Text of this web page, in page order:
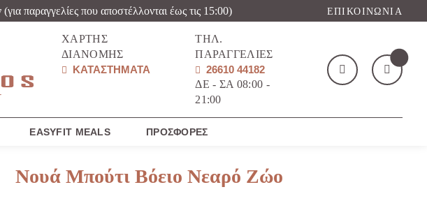
(για παραγγελίες που αποστέλλονται έως τις 15:00) ΕΠΙΚΟΙΝΩΝΊΑ
ΧΆΡΤΗΣ
ΔΙΑΝΟΜΉΣ
ΚΑΤΑΣΤΉΜΑΤΑ
ΤΗΛ.
ΠΑΡΑΓΓΕΛΊΕΣ
26610 44182
ΔΕ - ΣΑ 08:00 -
21:00
Το καλάθι μου
EASYFIT MEALS ΠΡΟΣΦΟΡΈΣ
Νουά Μπούτι Βόειο Νεαρό Ζώο